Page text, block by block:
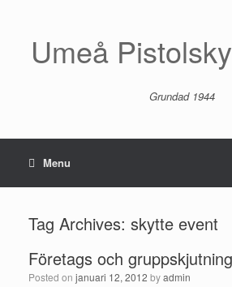
Umeå
Grundad 1944
Menu
Tag Archives: skytte event
Företags och
Posted on januari 12, 2012 byadmin